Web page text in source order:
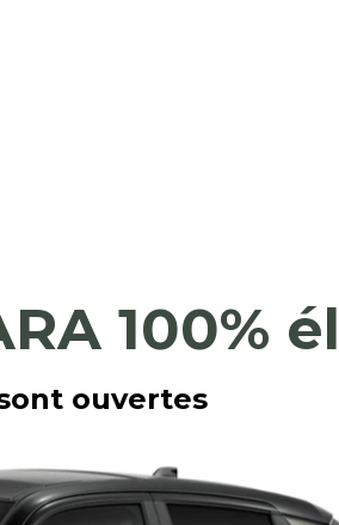
100%
ouvertes